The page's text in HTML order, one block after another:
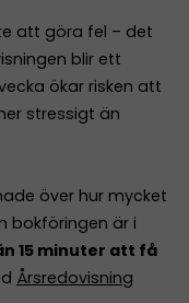
att göra fel – det
blir ett
ökar risken att
stressigt än
över hur mycket
bokföringen är i
15 minuter att få
Årsredovisning